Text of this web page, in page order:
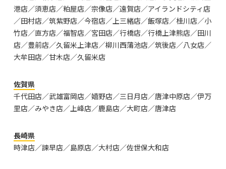
港店／須恵店／粕屋店／宗像店／遠賀店／アイランドシティ店
／田村店／筑紫野店／今宿店／上三緒店／飯塚店／桂川店／小
竹店／直方店／福智店／宮田店／行橋店／行橋上津熊店／田川
店／豊前店／久留米上津店／柳川西蒲池店／筑後店／八女店／
大牟田店／甘木店／久留米店
佐賀県
千代田店／武雄富岡店／嬉野店／三日月店／唐津中原店／伊万
里店／みやき店／上峰店／鹿島店／大町店／唐津店
長崎県
時津店／諫早店／島原店／大村店／佐世保大和店